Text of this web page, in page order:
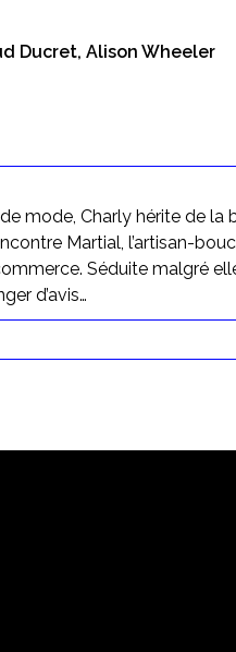
Ducret, Alison Wheeler
mode, Charly hérite de la
Martial, l’artisan-
Séduite malgré
d’avis…